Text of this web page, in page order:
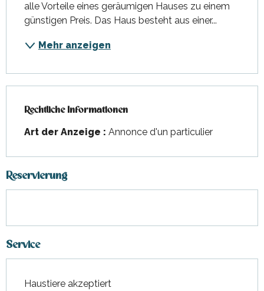
alle Vorteile eines geräumigen Hauses zu einem
günstigen Preis. Das Haus besteht aus einer...
Mehr anzeigen
Rechtliche Informationen
Rechtliche Informationen
Art der Anzeige : Annonce d'un particulier
Reservierung
Service
Haustiere akzeptiert